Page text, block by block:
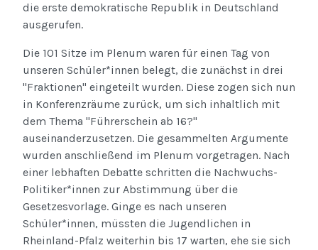
die erste demokratische Republik in Deutschland
ausgerufen.
Die 101 Sitze im Plenum waren für einen Tag von
unseren Schüler*innen belegt, die zunächst in drei
"Fraktionen" eingeteilt wurden. Diese zogen sich nun
in Konferenzräume zurück, um sich inhaltlich mit
dem Thema "Führerschein ab 16?"
auseinanderzusetzen. Die gesammelten Argumente
wurden anschließend im Plenum vorgetragen. Nach
einer lebhaften Debatte schritten die Nachwuchs-
Politiker*innen zur Abstimmung über die
Gesetzesvorlage. Ginge es nach unseren
Schüler*innen, müssten die Jugendlichen in
Rheinland-Pfalz weiterhin bis 17 warten, ehe sie sich